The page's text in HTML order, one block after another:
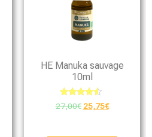
HE Manuka sauvage
10ml
Note
4.33
27,00€ 25,75€